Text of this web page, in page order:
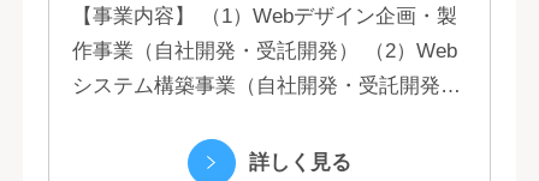
【事業内容】 （1）Webデザイン企画・製
作事業（自社開発・受託開発） （2）Web
システム構築事業（自社開発・受託開発）
（5）営業代行業務 （6...詳しく見る